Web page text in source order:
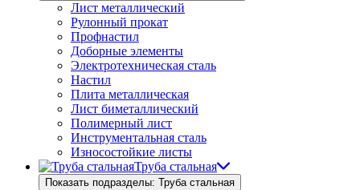
Лист металлический
Рулонный прокат
Профнастил
Доборные элементы
Электротехническая сталь
Настил
Плита металлическая
Лист биметаллический
Полимерный лист
Инструментальная сталь
Износостойкие листы
Труба стальная
Показать подразделы: Труба стальная